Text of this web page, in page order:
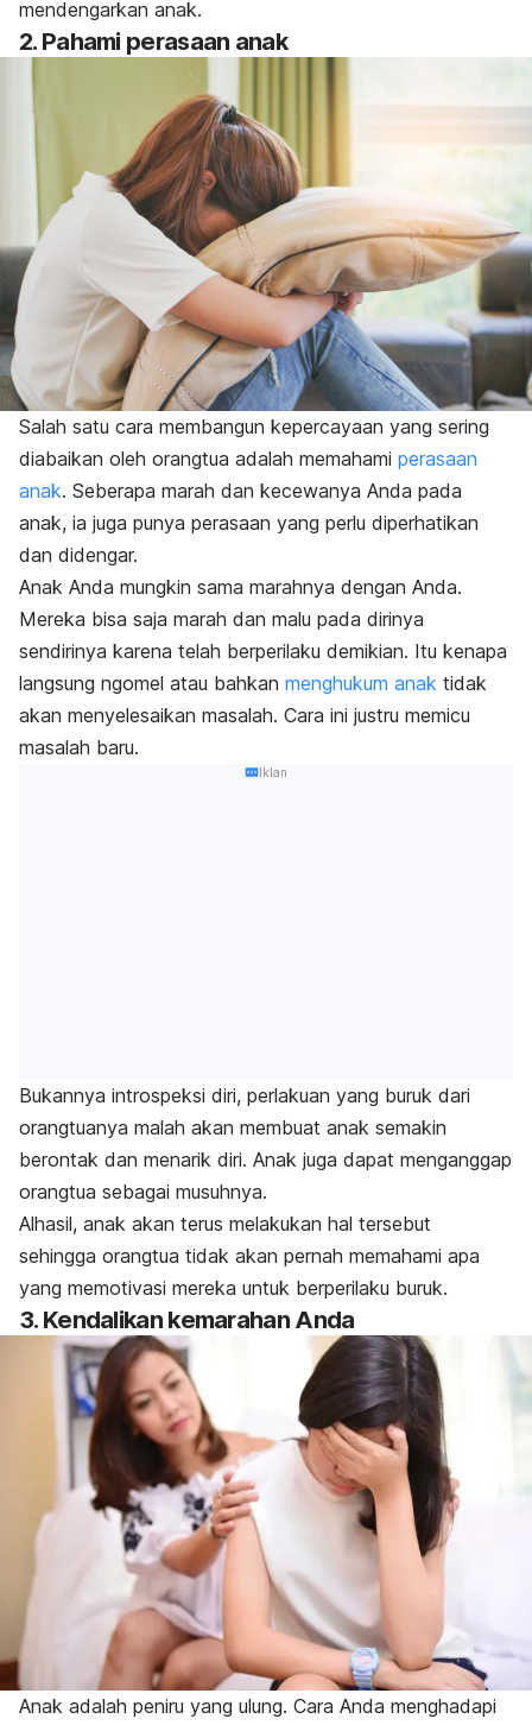
mendengarkan anak.
2. Pahami perasaan anak
Salah satu cara membangun kepercayaan yang sering
diabaikan oleh orangtua adalah memahami perasaan
anak. Seberapa marah dan kecewanya Anda pada
anak, ia juga punya perasaan yang perlu diperhatikan
dan didengar.
Anak Anda mungkin sama marahnya dengan Anda.
Mereka bisa saja marah dan malu pada dirinya
sendirinya karena telah berperilaku demikian. Itu kenapa
langsung ngomel atau bahkan menghukum anak tidak
akan menyelesaikan masalah. Cara ini justru memicu
masalah baru.
Iklan
Bukannya introspeksi diri, perlakuan yang buruk dari
orangtuanya malah akan membuat anak semakin
berontak dan menarik diri. Anak juga dapat menganggap
orangtua sebagai musuhnya.
Alhasil, anak akan terus melakukan hal tersebut
sehingga orangtua tidak akan pernah memahami apa
yang memotivasi mereka untuk berperilaku buruk.
3. Kendalikan kemarahan Anda
Anak adalah peniru yang ulung. Cara Anda menghadapi